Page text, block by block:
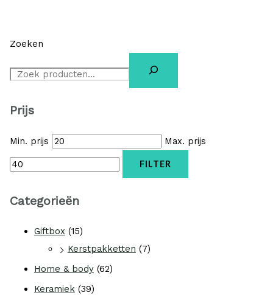
Zoeken
Prijs
Min. prijs Max. prijs
FILTER
Categorieën
Giftbox (15)
Kerstpakketten (7)
Home & body (62)
Keramiek (39)